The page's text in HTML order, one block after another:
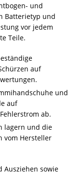
und
Batterietyp und
vor jedem
Teile.
auf
und
auf
ab.
lagern und die
vom Hersteller
Ausziehen sowie